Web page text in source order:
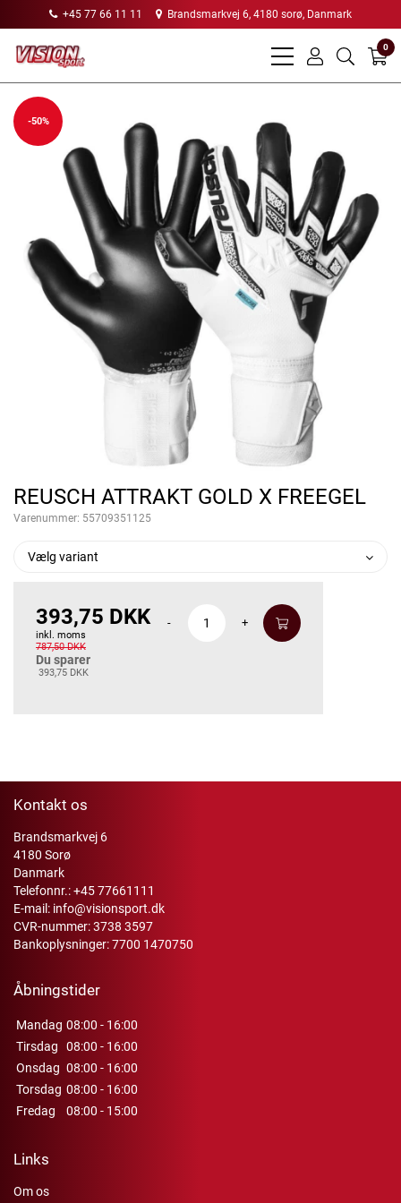
+45 77 66 11 11 Brandsmarkvej 6, 4180 sorø, Danmark
bars
user
search
0
-50%
REUSCH ATTRAKT GOLD X FREEGEL
Varenummer: 55709351125
Vælg variant
393,75 DKK
inkl. moms
787,50 DKK
Du sparer
393,75 DKK
- +
Kontakt os
Brandsmarkvej 6
4180 Sorø
Danmark
Telefonnr.:+45 77661111
E-mail: info@visionsport.dk
CVR-nummer: 3738 3597
Bankoplysninger: 7700 1470750
Åbningstider
Mandag 08:00 - 16:00
Tirsdag
08:00 - 16:00
Onsdag 08:00 - 16:00
Torsdag 08:00 - 16:00
Fredag
08:00 - 15:00
Links
Om os